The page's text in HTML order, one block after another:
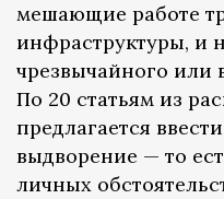
мешающие работе
инфраструктуры, и
чрезвычайного или
По 20 статьям из
предлагается
выдворение — то
личных